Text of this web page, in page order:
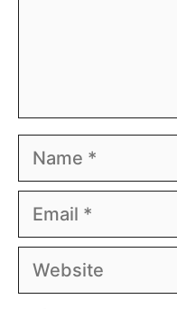
Name
Email
Website